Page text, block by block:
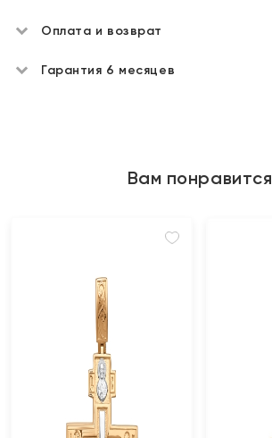
Оплата и возврат
Гарантия 6 месяцев
Вам понравится